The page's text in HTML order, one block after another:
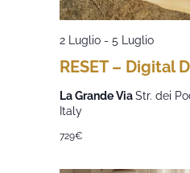
RESET – Digital
2 Luglio- 5 Luglio
La Grande ViaStr. dei
Italy
729€